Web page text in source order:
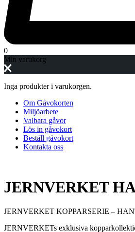
0
Min varukorg
Inga produkter i varukorgen.
Om Gåvokorten
Miljöarbete
Valbara gåvor
Lös in gåvokort
Beställ gåvokort
Kontakta oss
JERNVERKET
JERNVERKET KOPPARSERIE –
JERNVERKETs exklusiva